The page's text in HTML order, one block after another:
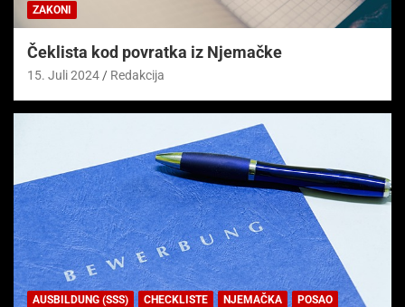
ZAKONI
Čeklista kod povratka iz Njemačke
15. Juli 2024 Redakcija
AUSBILDUNG (SSS) CHECKLISTE NJEMAČKA
POSAO